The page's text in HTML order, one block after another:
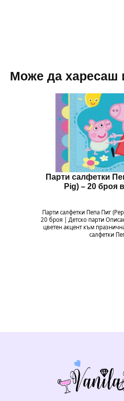
Може да харесаш
Парти салфетки
Pig) – 20 броя
Парти салфетки Пепа Пиг
20 броя | Детско парти
цветен акцент към
салфетки